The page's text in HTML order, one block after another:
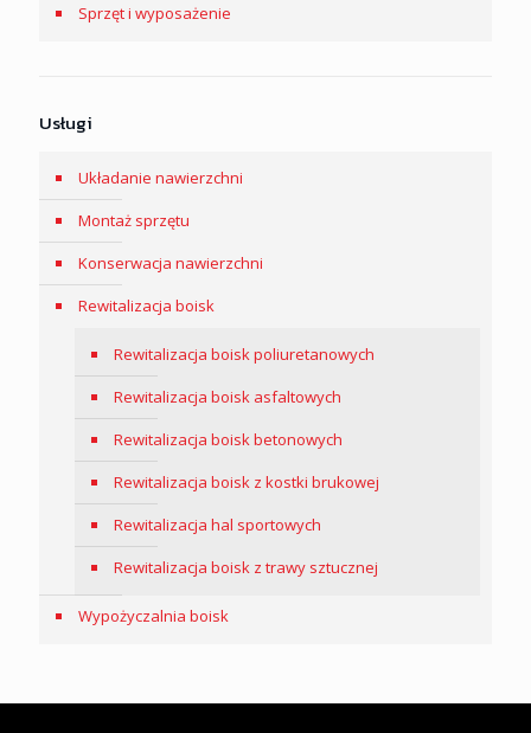
Sprzęt i wyposażenie
Usługi
Układanie nawierzchni
Montaż sprzętu
Konserwacja nawierzchni
Rewitalizacja boisk
Rewitalizacja boisk poliuretanowych
Rewitalizacja boisk asfaltowych
Rewitalizacja boisk betonowych
Rewitalizacja boisk z kostki brukowej
Rewitalizacja hal sportowych
Rewitalizacja boisk z trawy sztucznej
Wypożyczalnia boisk